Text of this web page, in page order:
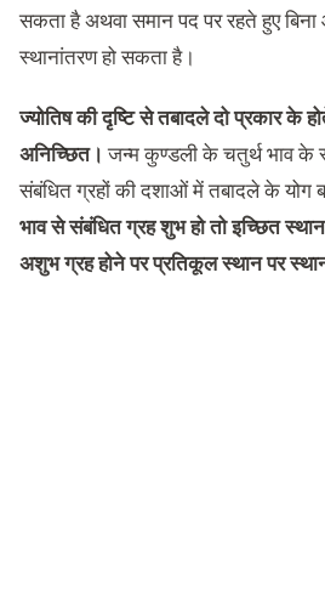
सकता है अथवा समान पद पर रहते हुए
स्थानांतरण हो सकता है।
ज्योतिष की दृष्टि से तबादले दो प्रकार के
अनिच्छित। जन्म कुण्डली के चतुर्थ भाव के
संबंधित ग्रहों की दशाओं में तबादले के
भाव से संबंधित ग्रह शुभ हो तो इच्छित
अशुभ ग्रह होने पर प्रतिकूल स्थान पर